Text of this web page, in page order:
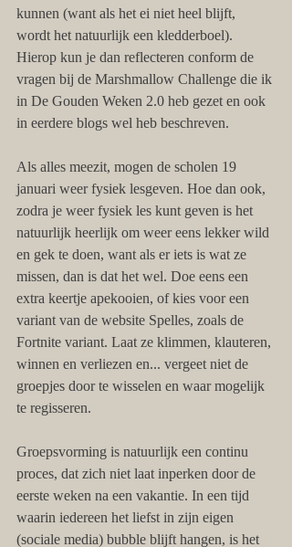
kunnen (want als het ei niet heel blijft,
wordt het natuurlijk een kledderboel).
Hierop kun je dan reflecteren conform de
vragen bij de Marshmallow Challenge die ik
in De Gouden Weken 2.0 heb gezet en ook
in eerdere blogs wel heb beschreven.
Als alles meezit, mogen de scholen 19
januari weer fysiek lesgeven. Hoe dan ook,
zodra je weer fysiek les kunt geven is het
natuurlijk heerlijk om weer eens lekker wild
en gek te doen, want als er iets is wat ze
missen, dan is dat het wel. Doe eens een
extra keertje apekooien, of kies voor een
variant van de website Spelles, zoals de
Fortnite variant. Laat ze klimmen, klauteren,
winnen en verliezen en... vergeet niet de
groepjes door te wisselen en waar mogelijk
te regisseren.
Groepsvorming is natuurlijk een continu
proces, dat zich niet laat inperken door de
eerste weken na een vakantie. In een tijd
waarin iedereen het liefst in zijn eigen
(sociale media) bubble blijft hangen, is het